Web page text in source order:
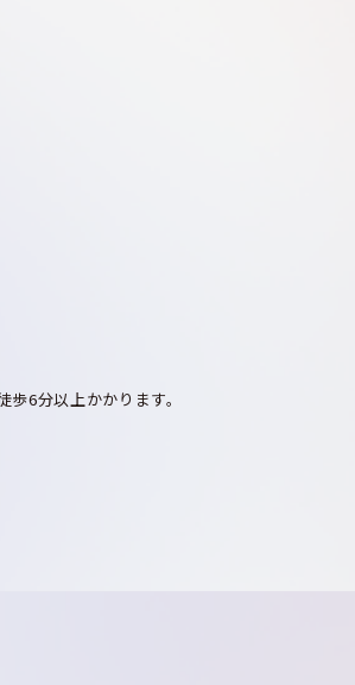
6分以上かかります。